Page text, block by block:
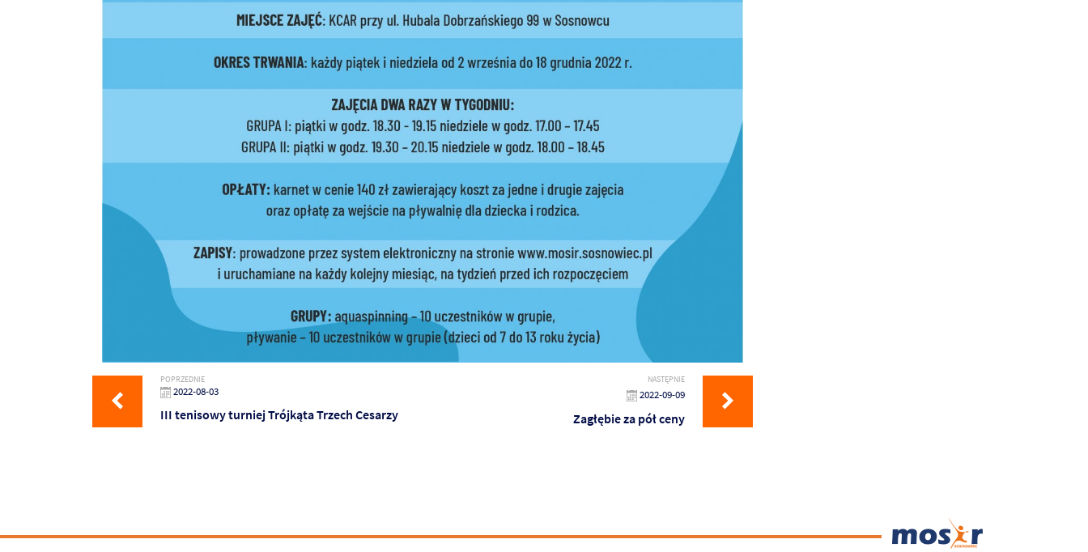
POPRZEDNIE
2022-08-03
III tenisowy turniej Trójkąta Trzech Cesarzy
NASTĘPNIE
2022-09-09
Zagłębie za pół ceny